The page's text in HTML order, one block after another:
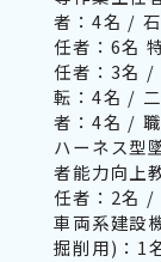
者：4名 /
任者：6名
任者：3名 /
転：4名 /
者：4名 /
ハーネス型
者能力向上
任者：2名 /
車両系建設
掘削用)：1